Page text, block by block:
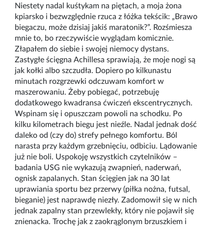
Niestety nadal kuśtykam na piętach, a moja żona
kpiarsko i bezwzględnie rzuca z łóżka tekścik: „Brawo
biegaczu, może dzisiaj jakiś maratonik?”. Rozśmiesza
mnie to, bo rzeczywiście wyglądam komicznie.
Złapałem do siebie i swojej niemocy dystans.
Zastygłe ścięgna Achillesa sprawiają, że moje nogi są
jak kołki albo szczudła. Dopiero po kilkunastu
minutach rozgrzewki odczuwam komfort w
maszerowaniu. Żeby pobiegać, potrzebuję
dodatkowego kwadransa ćwiczeń ekscentrycznych.
Wspinam się i opuszczam powoli na schodku. Po
kilku kilometrach biegu jest nieźle. Nadal jednak dość
daleko od (czy do) strefy pełnego komfortu. Ból
narasta przy każdym grzebnięciu, odbiciu. Lądowanie
już nie boli. Uspokoję wszystkich czytelników –
badania USG nie wykazują zwapnień, naderwań,
ognisk zapalanych. Stan ścięgien jak na 30 lat
uprawiania sportu bez przerwy (piłka nożna, futsal,
bieganie) jest naprawdę niezły. Zadomowił się w nich
jednak zapalny stan przewlekły, który nie pojawił się
znienacka. Trochę jak z zaokrąglonym brzuszkiem i